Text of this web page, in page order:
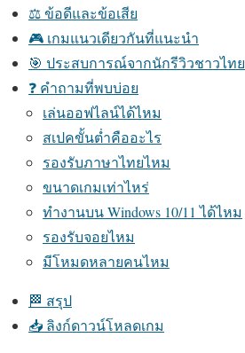
⚖️ ข้อดีและข้อเสีย
🎮 เกมแนวเดียวกันที่แนะนำ
🎯 ประสบการณ์จากนักรีวิวชาวไทย
❓ คำถามที่พบบ่อย
เล่นออฟไลน์ได้ไหม
สเปคขั้นต่ำคืออะไร
รองรับภาษาไทยไหม
ขนาดเกมเท่าไหร่
ทำงานบน Windows 10/11 ได้ไหม
รองรับจอยไหม
มีโหมดหลายคนไหม
🏁 สรุป
📥 ลิงก์ดาวน์โหลดเกม